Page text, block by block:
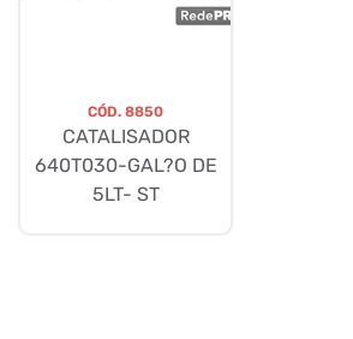
CÓD. 8850
CATALISADOR
640T030-GAL?O DE
5LT- ST